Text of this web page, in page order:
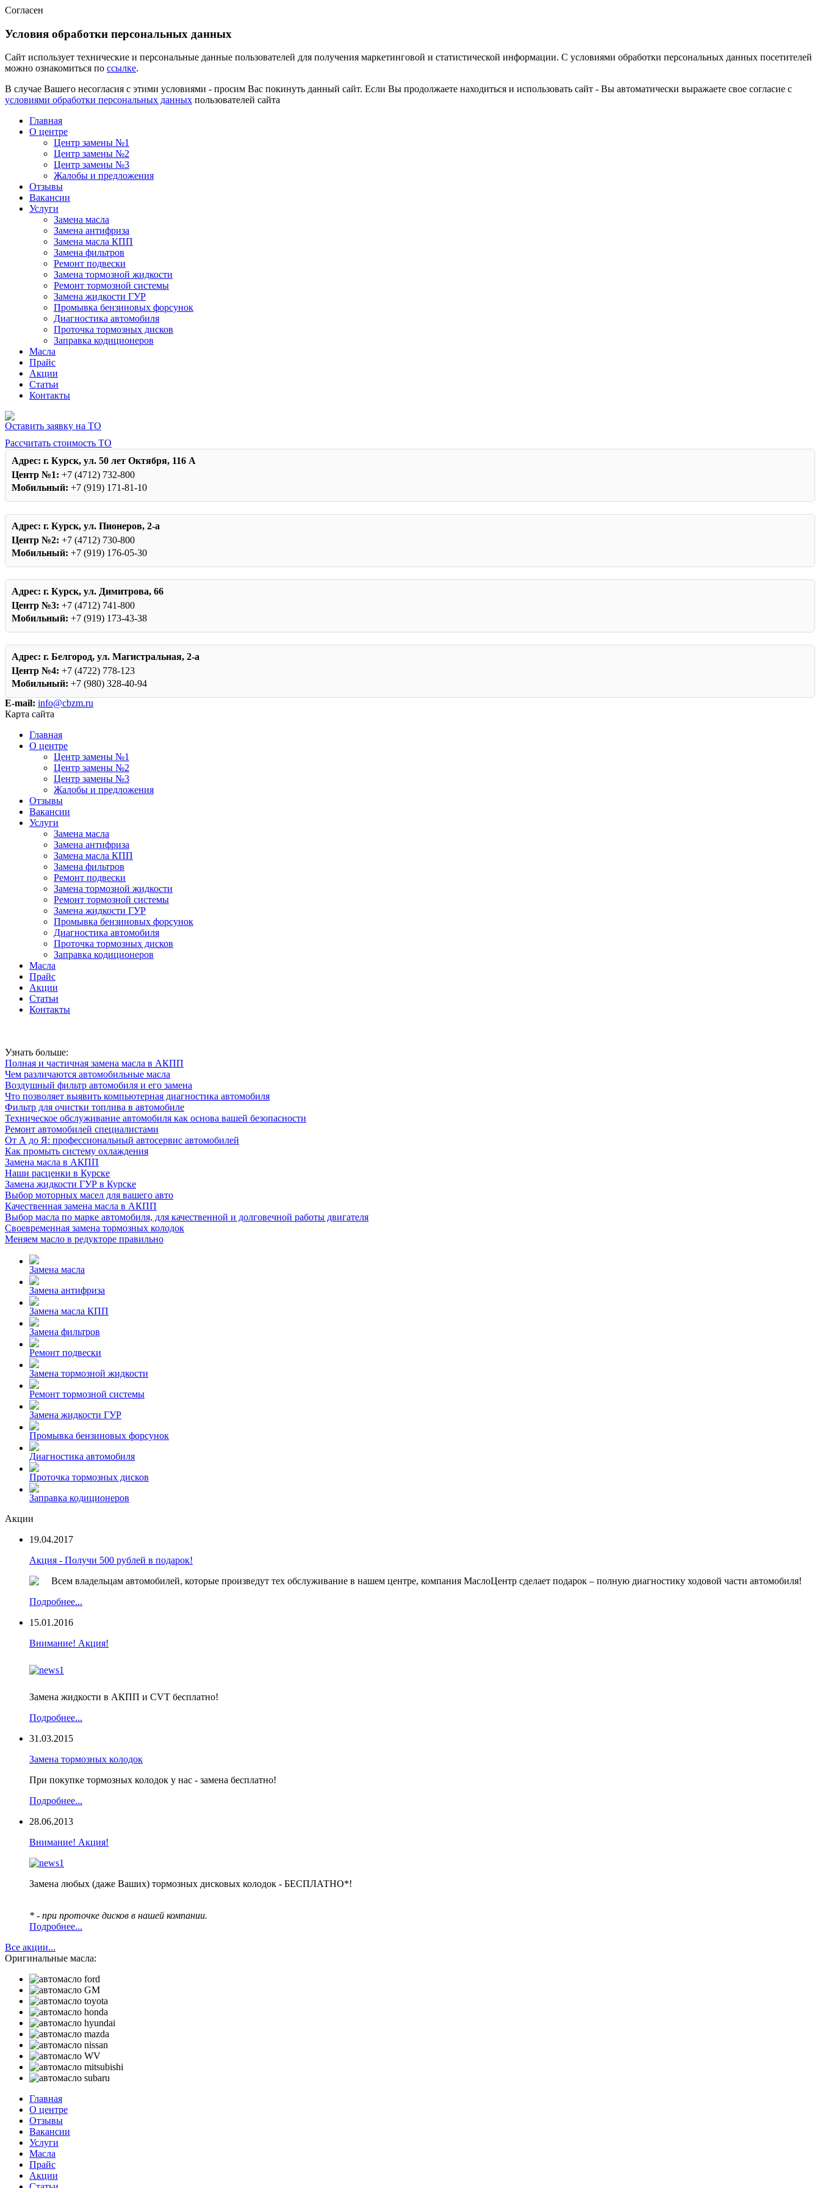
Согласен
Условия обработки персональных данных
Сайт использует технические и персональные данные пользователей для получения маркетинговой и статистической информации. С условиями обработки персональных данных посетителей
можно ознакомиться по ссылке.
В случае Вашего несогласия с этими условиями - просим Вас покинуть данный сайт. Если Вы продолжаете находиться и использовать сайт - Вы автоматически выражаете свое согласие с
условиями обработки персональных данных пользователей сайта
Главная
О центре
Центр замены №1
Центр замены №2
Центр замены №3
Жалобы и предложения
Отзывы
Вакансии
Услуги
Замена масла
Замена антифриза
Замена масла КПП
Замена фильтров
Ремонт подвески
Замена тормозной жидкости
Ремонт тормозной системы
Замена жидкости ГУР
Промывка бензиновых форсунок
Диагностика автомобиля
Проточка тормозных дисков
Заправка кодиционеров
Масла
Прайс
Акции
Статьи
Контакты
Оставить заявку на ТО
Рассчитать стоимость ТО
Адрес: г. Курск, ул. 50 лет Октября, 116 А
Центр №1: +7 (4712) 732-800
Мобильный: +7 (919) 171-81-10
Адрес: г. Курск, ул. Пионеров, 2-а
Центр №2: +7 (4712) 730-800
Мобильный: +7 (919) 176-05-30
Адрес: г. Курск, ул. Димитрова, 66
Центр №3: +7 (4712) 741-800
Мобильный: +7 (919) 173-43-38
Адрес: г. Белгород, ул. Магистральная, 2-а
Центр №4: +7 (4722) 778-123
Мобильный: +7 (980) 328-40-94
E-mail: info@cbzm.ru
Карта сайта
Главная
О центре
Центр замены №1
Центр замены №2
Центр замены №3
Жалобы и предложения
Отзывы
Вакансии
Услуги
Замена масла
Замена антифриза
Замена масла КПП
Замена фильтров
Ремонт подвески
Замена тормозной жидкости
Ремонт тормозной системы
Замена жидкости ГУР
Промывка бензиновых форсунок
Диагностика автомобиля
Проточка тормозных дисков
Заправка кодиционеров
Масла
Прайс
Акции
Статьи
Контакты
Узнать больше:
Полная и частичная замена масла в АКПП
Чем различаются автомобильные масла
Воздушный фильтр автомобиля и его замена
Что позволяет выявить компьютерная диагностика автомобиля
Фильтр для очистки топлива в автомобиле
Техническое обслуживание автомобиля как основа вашей безопасности
Ремонт автомобилей специалистами
От А до Я: профессиональный автосервис автомобилей
Как промыть систему охлаждения
Замена масла в АКПП
Наши расценки в Курске
Замена жидкости ГУР в Курске
Выбор моторных масел для вашего авто
Качественная замена масла в АКПП
Выбор масла по марке автомобиля, для качественной и долговечной работы двигателя
Своевременная замена тормозных колодок
Меняем масло в редукторе правильно
Замена масла
Замена антифриза
Замена масла КПП
Замена фильтров
Ремонт подвески
Замена тормозной жидкости
Ремонт тормозной системы
Замена жидкости ГУР
Промывка бензиновых форсунок
Диагностика автомобиля
Проточка тормозных дисков
Заправка кодиционеров
Акции
19.04.2017
Акция - Получи 500 рублей в подарок!
Всем владельцам автомобилей, которые произведут тех обслуживание в нашем центре, компания МаслоЦентр сделает подарок – полную диагностику ходовой части автомобиля!
Подробнее...
15.01.2016
Внимание! Акция!
Замена жидкости в АКПП и CVT бесплатно!
Подробнее...
31.03.2015
Замена тормозных колодок
При покупке тормозных колодок у нас - замена бесплатно!
Подробнее...
28.06.2013
Внимание! Акция!
Замена любых (даже Ваших) тормозных дисковых колодок - БЕСПЛАТНО*!
* - при проточке дисков в нашей компании.
Подробнее...
Все акции...
Оригинальные масла:
Главная
О центре
Отзывы
Вакансии
Услуги
Масла
Прайс
Акции